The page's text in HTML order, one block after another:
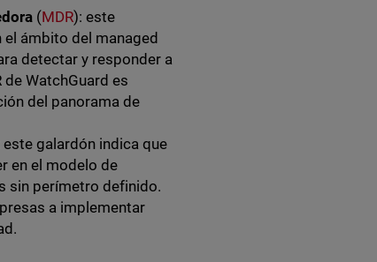
(MDR): este
ámbito del managed
detectar y responder a
WatchGuard es
del panorama de
este galardón indica que
en el modelo de
sin perímetro definido.
a implementar